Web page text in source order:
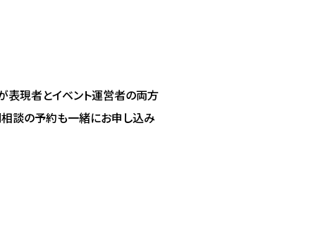
表現者とイベント運営者の両方
相談の予約も一緒にお申し込み